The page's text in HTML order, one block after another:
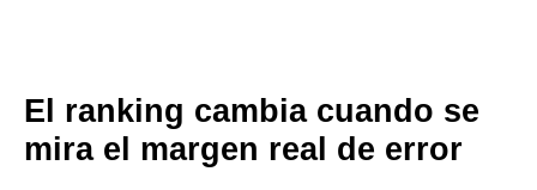
El ranking cambia cuando se
mira el margen real de error